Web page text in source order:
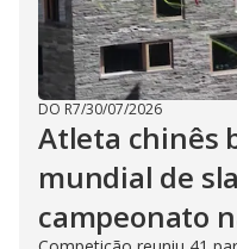
DO R7/30/07/2026
Atleta chinês
mundial de
campeonato